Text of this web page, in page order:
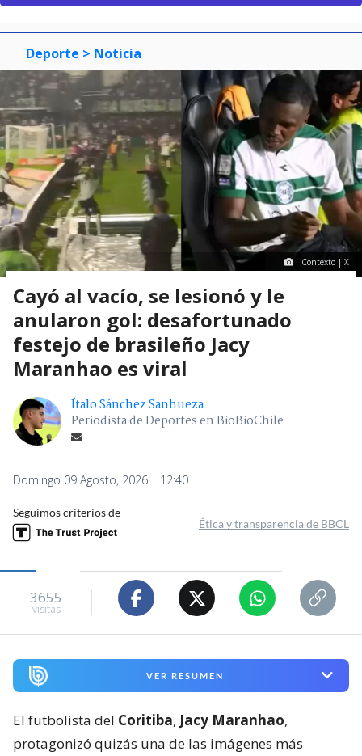
Deporte > Noticia
Contexto | X
Cayó al vacío, se lesionó y le
anularon gol: desafortunado
festejo de brasileño Jacy
Maranhao es viral
Ítalo Sánchez Sanhueza
Periodista de Deportes en BioBioChile
Domingo 09 Agosto, 2026 | 12:40
Seguimos criterios de
Ética y transparencia de BBCL
3655
visitas
VER RESUMEN
El futbolista del Coritiba, Jacy Maranhao,
protagonizó quizás una de las imágenes más